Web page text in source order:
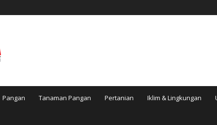
Pangan Tanaman Pangan Pertanian Iklim & Lingkungan